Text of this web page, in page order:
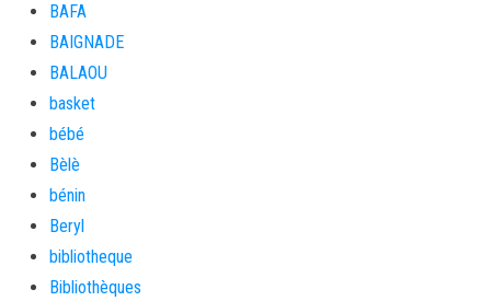
BAFA
BAIGNADE
BALAOU
basket
bébé
Bèlè
bénin
Beryl
bibliotheque
Bibliothèques